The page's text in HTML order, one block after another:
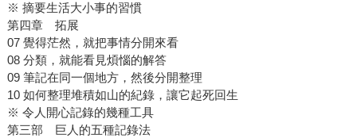
※ 摘要生活大小事的習慣
第四章 拓展
07 覺得茫然，就把事情分開來看
08 分類，就能看見煩惱的解答
09 筆記在同一個地方，然後分開整理
10 如何整理堆積如山的紀錄，讓它起死回生
※ 令人開心記錄的幾種工具
第三部 巨人的五種記錄法